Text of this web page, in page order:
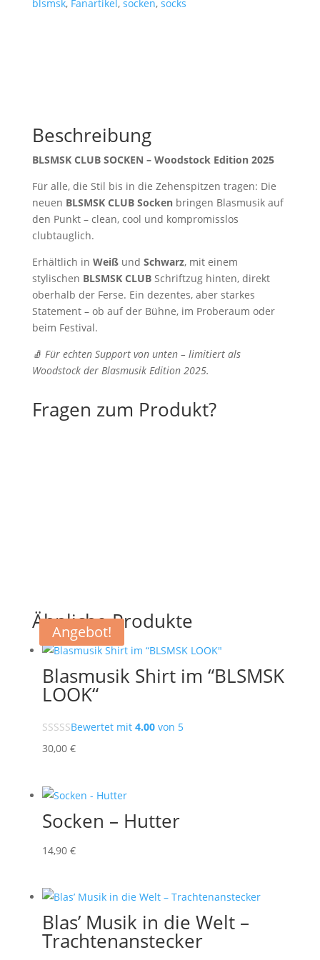
blsmsk, Fanartikel , socken, socks
Beschreibung
BLSMSK CLUB SOCKEN – Woodstock Edition 2025
Für alle, die Stil bis in die Zehenspitzen tragen: Die
neuen BLSMSK CLUB Sockenbringen Blasmusik auf
den Punkt – clean, cool und kompromisslos
clubtauglich.
Erhältlich in Weißund Schwarz, mit einem
stylischen BLSMSK CLUBSchriftzug hinten, direkt
oberhalb der Ferse. Ein dezentes, aber starkes
Statement – ob auf der Bühne, im Proberaum oder
beim Festival.
🧦 Für echten Support von unten – limitiert als
Woodstock der Blasmusik Edition 2025.
Fragen zum Produkt?
Ähnliche Produkte
Blasmusik Shirt im “BLSMSK
LOOK“
Bewertet mit 4.00von 5
30,00 €
Socken – Hutter
14,90 €
Blas’ Musik in die Welt –
Trachtenanstecker
Angebot!